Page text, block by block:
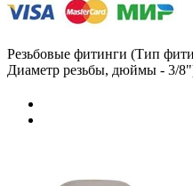
Резьбовые фитинги (Тип
Диаметр резьбы, дюймы - 3/